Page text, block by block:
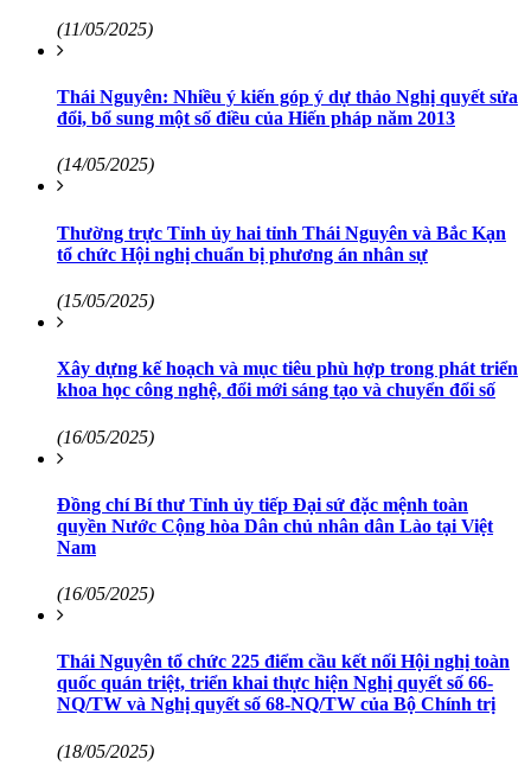
(11/05/2025)
Thái Nguyên: Nhiều ý kiến góp ý dự thảo Nghị quyết sửa
đổi, bổ sung một số điều của Hiến pháp năm 2013
(14/05/2025)
Thường trực Tỉnh ủy hai tỉnh Thái Nguyên và Bắc Kạn
tổ chức Hội nghị chuẩn bị phương án nhân sự
(15/05/2025)
Xây dựng kế hoạch và mục tiêu phù hợp trong phát triển
khoa học công nghệ, đổi mới sáng tạo và chuyển đổi số
(16/05/2025)
Đồng chí Bí thư Tỉnh ủy tiếp Đại sứ đặc mệnh toàn
quyền Nước Cộng hòa Dân chủ nhân dân Lào tại Việt
Nam
(16/05/2025)
Thái Nguyên tổ chức 225 điểm cầu kết nối Hội nghị toàn
quốc quán triệt, triển khai thực hiện Nghị quyết số 66-
NQ/TW và Nghị quyết số 68-NQ/TW của Bộ Chính trị
(18/05/2025)